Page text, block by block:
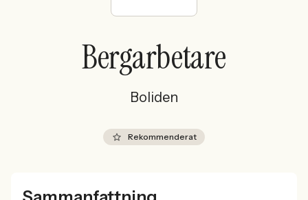
Sök med AI
Ny här? Skapa kontoBergarbetare
Boliden
Rekommenderat